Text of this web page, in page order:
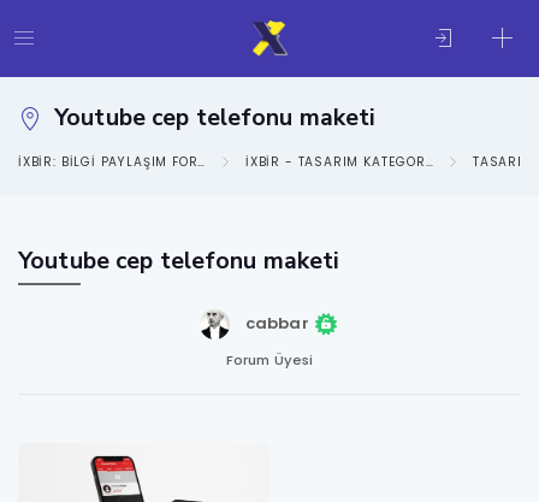
Youtube cep telefonu maketi
IXBIR: BILGI PAYLAŞIM FORUMU IXBIR - TASARIM KATEGORISI TASARIM
Youtube cep telefonu maketi
cabbar
Forum Üyesi